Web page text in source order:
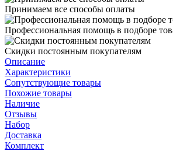
Принимаем все способы оплаты
Профессиональная помощь в подборе
Скидки постоянным покупателям
Описание
Характеристики
Сопутствующие товары
Похожие товары
Наличие
Отзывы
Набор
Доставка
Комплект